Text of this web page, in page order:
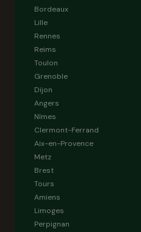
Bordeaux
Lille
Rennes
Reims
Toulon
Grenoble
Dijon
Angers
Nîmes
Clermont-Ferrand
Aix-en-Provence
Metz
Brest
Tours
Amiens
Limoges
Perpignan